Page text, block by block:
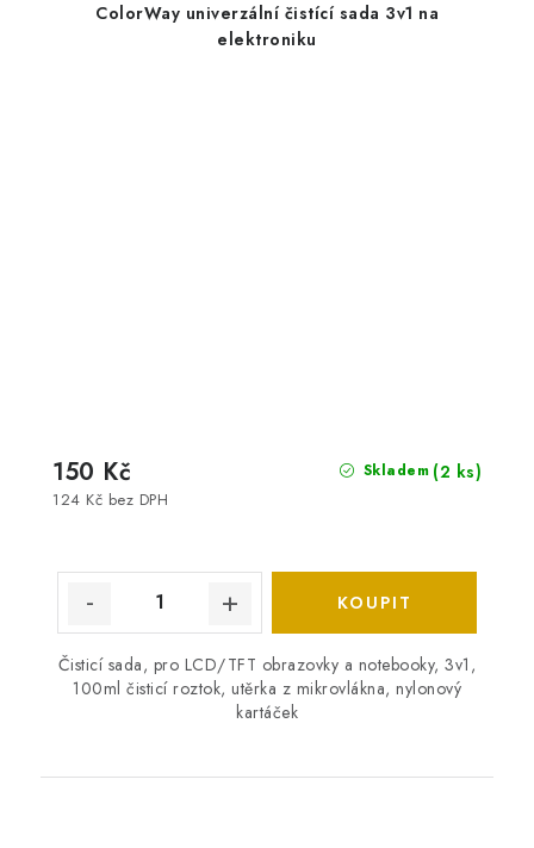
ColorWay univerzální čistící sada 3v1 na
elektroniku
Skladem (2 ks)
124 Kč bez DPH
150 Kč
Čisticí sada, pro LCD/TFT obrazovky a notebooky, 3v1,
100ml čisticí roztok, utěrka z mikrovlákna, nylonový
kartáček